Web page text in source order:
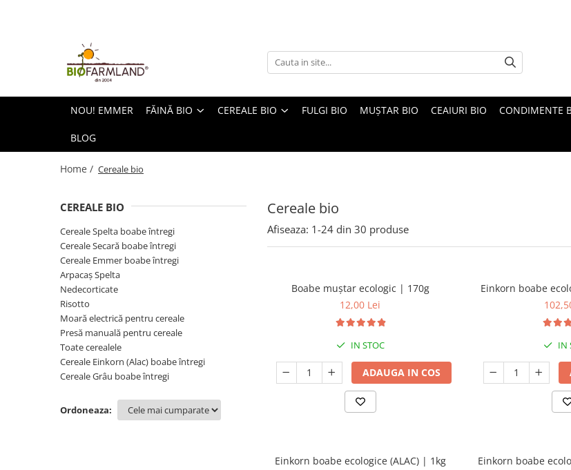
Făină integrală Einkorn (Alac)
Făină integrală Spelta
Făină integrală Secară
Făină integrală Grâu
Toate făinurile
Cereale Einkorn (Alac) boabe
Cereale Grâu boabe întregi
Cereale Secară boabe întregi
Cereale Emmer boabe întregi
Moară electrică pentru cereale
Presă manuală pentru cereale
Toate cerealele
NOU! EMMER FĂINĂ BIO CEREALE BIO FULGI BIO MUȘTAR BIO CEAIURI BIO CONDIMENTE
BLOG
Home / Cereale bio
Cereale bio
CEREALE BIO
Cereale Spelta boabe întregi
Cereale Secară boabe întregi
Cereale Emmer boabe întregi
Arpacaș Spelta
Nedecorticate
Risotto
Moară electrică pentru cereale
Presă manuală pentru cereale
Toate cerealele
Cereale Einkorn (Alac) boabe întregi
Cereale Grâu boabe întregi
Ordoneaza:
Afiseaza: 1-24 din 30 produse
Boabe muștar ecologic | 170g
12,00 Lei
IN STOC
ADAUGA IN COS
Einkorn boabe
IN
Einkorn boabe ecologice (ALAC) | 1kg
Einkorn boabe